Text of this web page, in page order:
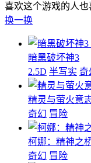
喜欢这个游戏的人也
换一换
暗黑破坏神3
2.5D 半写实 奇
精灵与萤火意
奇幻 冒险
柯娜：精神之
奇幻 冒险